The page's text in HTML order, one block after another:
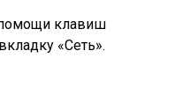
клавиш
«Сеть».